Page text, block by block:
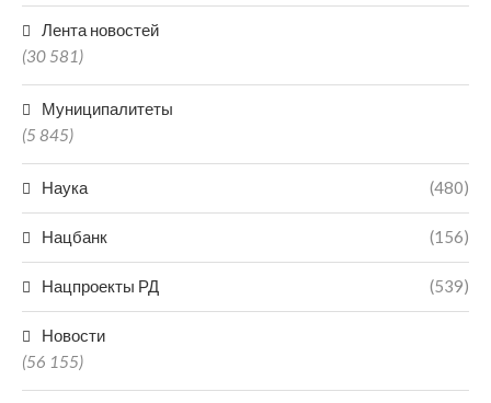
Лента новостей
(30 581)
Муниципалитеты
(5 845)
Наука (480)
Нацбанк (156)
Нацпроекты РД (539)
Новости
(56 155)